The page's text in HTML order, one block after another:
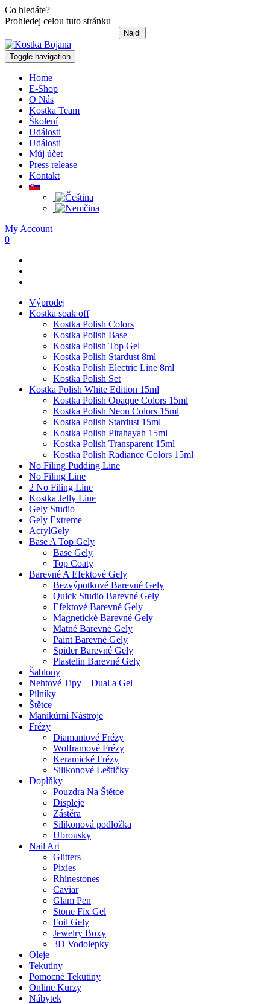
Co hledáte?
Prohledej celou tuto stránku
Toggle navigation
Home
E-Shop
O Nás
Kostka Team
Školení
Události
Události
Můj účet
Press release
Kontakt
My Account
0
Výprodej
Kostka soak off
Kostka Polish Colors
Kostka Polish Base
Kostka Polish Top Gel
Kostka Polish Stardust 8ml
Kostka Polish Electric Line 8ml
Kostka Polish Set
Kostka Polish White Edition 15ml
Kostka Polish Opaque Colors 15ml
Kostka Polish Neon Colors 15ml
Kostka Polish Stardust 15ml
Kostka Polish Pitahayah 15ml
Kostka Polish Transparent 15ml
Kostka Polish Radiance Colors 15ml
No Filing Pudding Line
No Filing Line
2 No Filing Line
Kostka Jelly Line
Gely Studio
Gely Extreme
AcrylGely
Base A Top Gely
Base Gely
Top Coaty
Barevné A Efektové Gely
Bezvýpotkové Barevné Gely
Quick Studio Barevné Gely
Efektové Barevné Gely
Magnetické Barevné Gely
Matné Barevné Gely
Paint Barevné Gely
Spider Barevné Gely
Plastelin Barevné Gely
Šablony
Nehtové Tipy – Dual a Gel
Pilníky
Štětce
Manikúrní Nástroje
Frézy
Diamantové Frézy
Wolframové Frézy
Keramické Frézy
Silikonové Leštičky
Doplňky
Pouzdra Na Štětce
Displeje
Zástěra
Silikonová podložka
Ubrousky
Nail Art
Glitters
Pixies
Rhinestones
Caviar
Glam Pen
Stone Fix Gel
Foil Gely
Jewelry Boxy
3D Vodolepky
Oleje
Tekutiny
Pomocné Tekutiny
Online Kurzy
Nábytek